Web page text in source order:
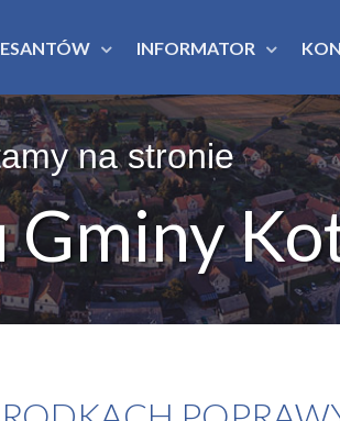
INFORMATOR
na stronie
Gminy